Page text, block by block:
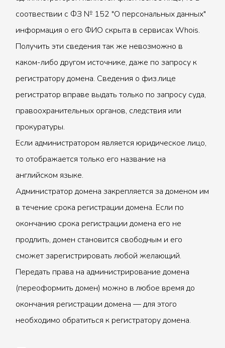
соотвествии с ФЗ № 152 "О персональных данных"
информация о его ФИО скрыта в сервисах Whois.
Получить эти сведения так же невозможно в
каком-либо другом источнике, даже по запросу к
регистратору домена. Сведения о физ.лице
регистратор вправе выдать только по запросу суда,
правоохранительных органов, следствия или
прокуратуры.
Если администратором является юридическое лицо,
то отображается только его название на
английском языке.
Администратор домена закрепляется за доменом им
в течение срока регистрации домена. Если по
окончанию срока регистрации домена его не
продлить, домен становится свободным и его
сможет зарегистрировать любой желающий.
Передать права на администрирование домена
(переоформить домен) можно в любое время до
окончания регистрации домена — для этого
необходимо обратиться к регистратору домена.